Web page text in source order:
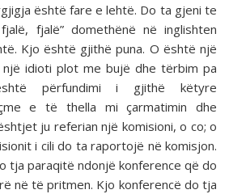
është fare e lehtë. Do ta gjeni te
fjalë, fjalë” domethënë në inglishten
Kjo është gjithë puna. O është një
idioti plot me bujë dhe tërbim pa
përfundimi i gjithë këtyre
e të thella mi çarmatimin dhe
ju referian një komisioni, o co; o
i cili do ta raportojë në komisjon.
tja paraqitë ndonjë konference që do
në të pritmen. Kjo konferencë do tja